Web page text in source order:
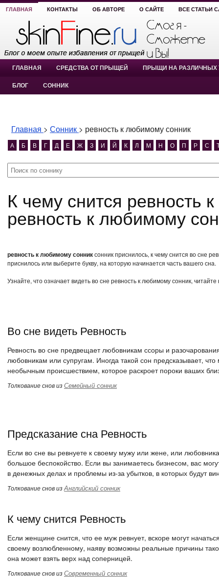
ГЛАВНАЯ КОНТАКТЫ ОБ АВТОРЕ О САЙТЕ ВСЕ СТАТЬИ
ГЛАВНАЯ СРЕДСТВА ОТ ПРЫЩЕЙ ПРЫЩИ НА РАЗЛИЧНЫХ
БЛОГ СОННИК
Главная > Сонник > ревность к любимому сонник
А Б В Г Д Е Ж З И Й К Л М Н О П Р С
К чему снится ревность к любимому сонник?
ревность к любимому
ревность к любимому сонниксонник приснилось, к чему снится во сне
приснилось или выберите букву, на которую начинается часть вашего сна.
Узнайте, что означает видеть во сне ревность к любимому сонник,
Во сне видеть Ревность
Ревность во сне предвещает любовникам ссоры и
любовникам или супругам. Иногда такой сон предсказывает,
необычным происшествием, которое раскроет пороки ваших
Толкование снов изСемейный сонник
Предсказание сна Ревность
Если во сне вы ревнуете к своему мужу или жене, или
большое беспокойство. Если вы занимаетесь бизнесом, вас
в денежных делах и проблемы из-за убытков, в которых будут
Толкование снов изАнглийский сонник
К чему снится Ревность
Если женщине снится, что ее муж ревнует, вскоре могут
своему возлюбленному, наяву возможны реальные причины
она может взять верх над соперницей.
Толкование снов изСовременный сонник